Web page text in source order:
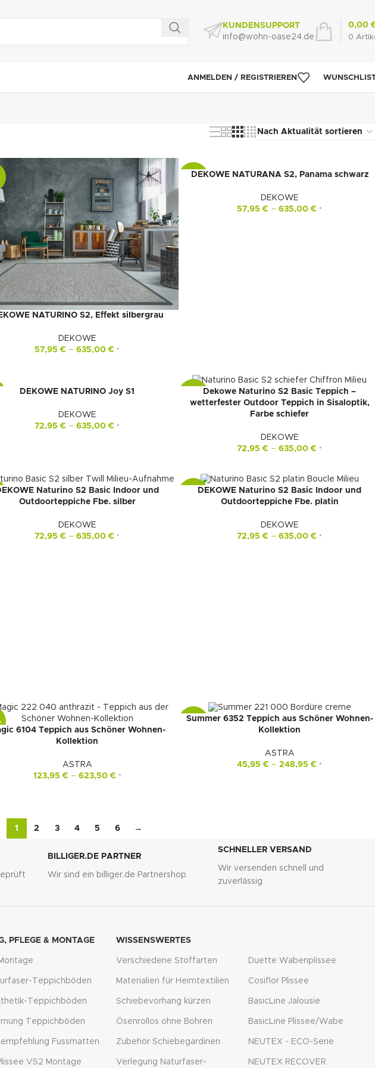
KUNDENSUPPORT
info@wohn-oase24.de
0
0,00
ANMELDEN / REGISTRIEREN
NATURINO S2, Effekt silbergrau
DEKOWE
57,95€ –635,00€ *
-16%
DEKOWE NATURANA S2, Panama schwarz
DEKOWE
57,95€ –635,00€ *
DEKOWE NATURINO Joy S1
DEKOWE
72,95€ –635,00€ *
Dekowe Naturino S2 Basic Teppich –
wetterfester Outdoor Teppich in Sisaloptik,
Farbe schiefer
DEKOWE
72,95€ –635,00€ *
Naturino S2 Basic Indoor und
Outdoorteppiche Fbe. silber
DEKOWE
72,95€ –635,00€ *
-16%DEKOWE Naturino S2 Basic Indoor und
Outdoorteppiche Fbe. platin
DEKOWE
72,95€ –635,00€ *
6104 Teppich aus Schöner Wohnen-
Kollektion
ASTRA
123,95€– 623,50€ *
-22%
Summer 6352 Teppich aus Schöner Wohnen-
Kollektion
ASTRA
45,95€ –248,95€ *
1 2 3 4 5 6 →
BILLIGER.DE PARTNER
Wir sind ein billiger.de Partnershop
SCHNELLER VERSAND
Wir versenden schnell und
zuverlässig
PFLEGE & MONTAGE
Teppichböden
Teppichböden
Teppichböden
Fussmatten
VS2 Montage
WISSENSWERTES
Verschiedene Stoffarten
Materialien für Heimtextilien
Schiebevorhang kürzen
Ösenrollos ohne Bohren
Zubehör Schiebegardinen
Verlegung Naturfaser-
Duette Wabenplissee
Cosiflor Plissee
BasicLine Jalousie
BasicLine Plissee/Wabe
NEUTEX - ECO-Serie
NEUTEX RECOVER